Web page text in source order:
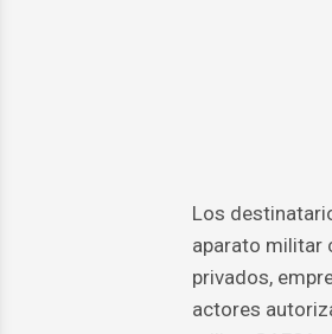
Los
aparato militar
privados,
actores